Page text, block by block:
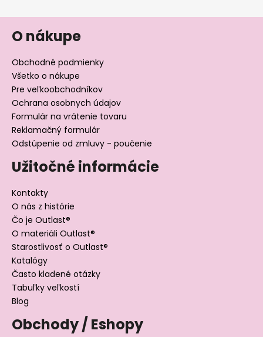
O nákupe
Obchodné podmienky
Všetko o nákupe
Pre veľkoobchodníkov
Ochrana osobnych údajov
Formulár na vrátenie tovaru
Reklamačný formulár
Odstúpenie od zmluvy - poučenie
Užitočné informácie
Kontakty
O nás z histórie
Čo je Outlast®
O materiáli Outlast®
Starostlivosť o Outlast®
Katalógy
Často kladené otázky
Tabuľky veľkostí
Blog
Obchody / Eshopy